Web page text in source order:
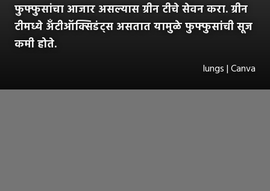
फुफ्फुसांचा आजार असल्यास ग्रीन टीचे सेवन करा. ग्रीन
टीमध्ये अँटीऑक्सिडंट्स असतात यामुळे फुफ्फुसांची सूज
कमी होते.
lungs | Canva